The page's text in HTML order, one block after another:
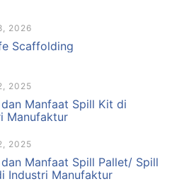
2026
Scaffolding
2025
dan Manfaat Spill Kit di
Manufaktur
2025
dan Manfaat Spill Pallet/ Spill
Industri Manufaktur